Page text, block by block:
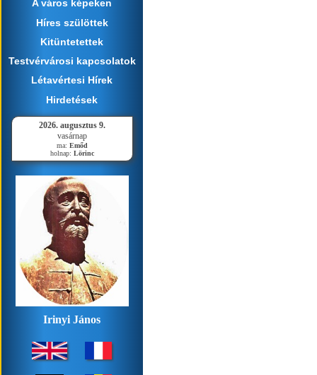
A város képeken
Híres szülöttek
Kitüntetettek
Testvérvárosi kapcsolatok
Létavértesi Hírek
Hirdetések
2026. augusztus 9.
vasárnap
ma: Emőd
holnap: Lörinc
Irinyi János